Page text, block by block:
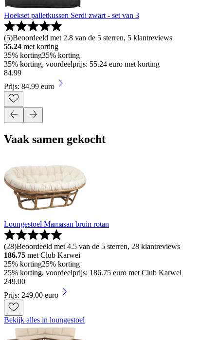
Hoekset palletkussen Serdi zwart - set van 3
(5)Beoordeeld met 2.8 van de 5 sterren, 5 klantreviews
55.24 met korting
35% korting35% korting
35% korting, voordeelprijs: 55.24 euro met korting
84.99
Prijs: 84.99 euro
Vaak samen gekocht
Loungestoel Mamasan bruin rotan
(28)Beoordeeld met 4.5 van de 5 sterren, 28 klantreviews
186.75 met Club Karwei
25% korting25% korting
25% korting, voordeelprijs: 186.75 euro met Club Karwei
249.00
Prijs: 249.00 euro
Bekijk alles in loungestoel